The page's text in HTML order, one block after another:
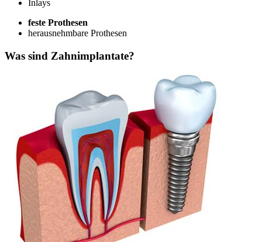
Inlays
feste Prothesen
herausnehmbare Prothesen
Was sind Zahnimplantate?